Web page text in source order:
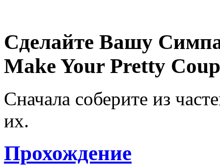
Сделайте Вашу
Make Your Pretty
Сначала соберите из
их.
Прохождение